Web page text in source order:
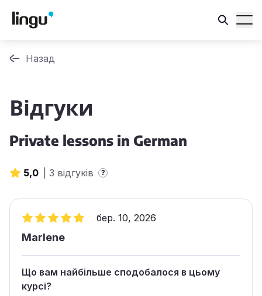
Назад
Відгуки
Private lessons in German
5,0 3 відгуків ?
бер. 10, 2026
Marlene
Що вам найбільше сподобалося в цьому
курсі?